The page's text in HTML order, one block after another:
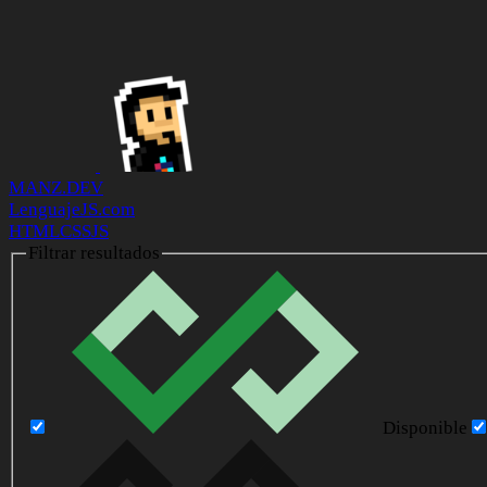
MANZ.DEV
LenguajeJS.com
HTMLCSSJS
Filtrar resultados
Disponible